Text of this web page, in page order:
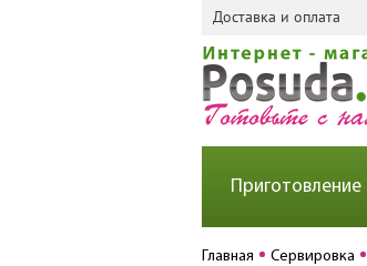
Доставка и оплата
Приготовление
Главная Сервировка